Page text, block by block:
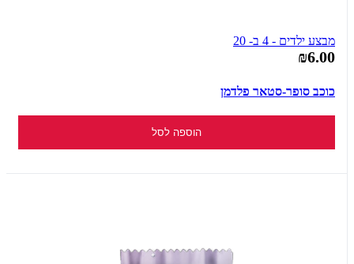
מבצע ילדים - 4 ב- 20
₪6.00
כוכב סופר-סטאר פלדמן
הוספה לסל